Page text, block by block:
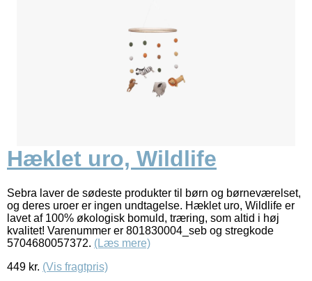
Hæklet uro, Wildlife
Sebra laver de sødeste produkter til børn og børneværelset,
og deres uroer er ingen undtagelse. Hæklet uro, Wildlife er
lavet af 100% økologisk bomuld, træring, som altid i høj
kvalitet! Varenummer er 801830004_seb og stregkode
5704680057372. (Læs mere)
449 kr. (Vis fragtpris)